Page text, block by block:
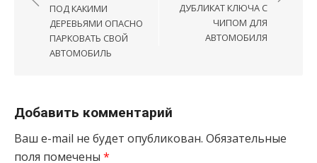
ПОД КАКИМИ
ДЕРЕВЬЯМИ ОПАСНО
ПАРКОВАТЬ СВОЙ
АВТОМОБИЛЬ
ДУБЛИКАТ КЛЮЧА С
ЧИПОМ ДЛЯ
АВТОМОБИЛЯ
Добавить комментарий
Ваш e-mail не будет опубликован. Обязательные
поля помечены *